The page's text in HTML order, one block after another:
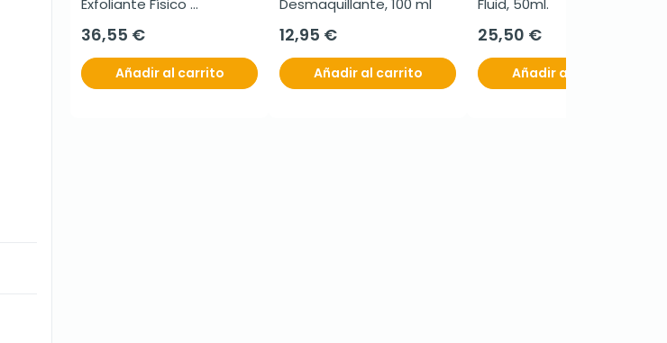
Exfoliante Físico
36,55 €
Añadir al carrito
Desmaquillante, 100 ml
12,95 €
Añadir al carrito
Fluid, 50ml.
25,50 €
Añadir al carrito